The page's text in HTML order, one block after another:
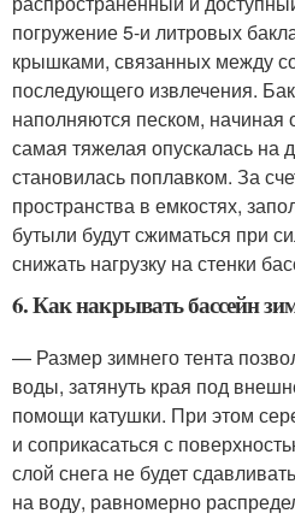
погружение 5-и литровых
крышками, связанных между
последующего извлечения.
наполняются песком, начиная
самая тяжелая опускалась на
становилась поплавком. За
пространства в емкостях,
бутыли будут сжиматься при
снижать нагрузку на стенки
6. Как накрывать бассейн
— Размер зимнего тента
воды, затянуть края под
помощи катушки. При этом
и соприкасаться с
слой снега не будет
на воду, равномерно